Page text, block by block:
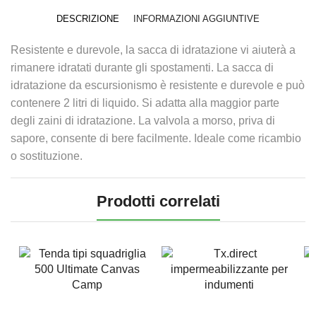
DESCRIZIONE INFORMAZIONI AGGIUNTIVE
Resistente e durevole, la sacca di idratazione vi aiuterà a
rimanere idratati durante gli spostamenti. La sacca di
idratazione da escursionismo è resistente e durevole e può
contenere 2 litri di liquido. Si adatta alla maggior parte
degli zaini di idratazione. La valvola a morso, priva di
sapore, consente di bere facilmente. Ideale come ricambio
o sostituzione.
Prodotti correlati